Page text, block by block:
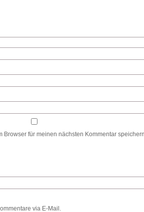
Browser für meinen nächsten Kommentar
via E-Mail.